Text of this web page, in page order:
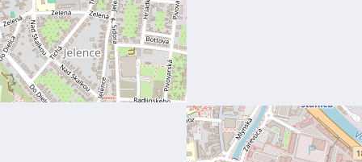
ŠH T-18 Plavisko, Ružomberok